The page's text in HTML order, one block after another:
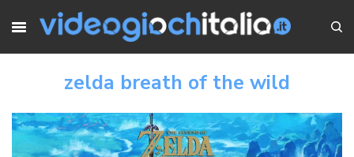
zelda breath of the wild